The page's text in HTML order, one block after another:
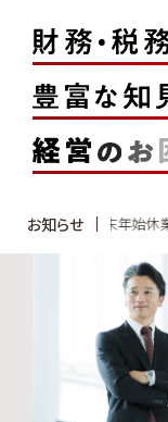
お知らせ年末年始休業